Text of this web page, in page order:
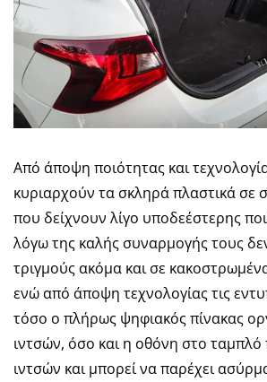
Από άποψη ποιότητας και
κυριαρχούν τα σκληρά πλαστικά σε
που δείχνουν λίγο υποδεέστερης
λόγω της καλής συναρμογής τους
τριγμούς ακόμα και σε
ενώ από άποψη τεχνολογίας τις
τόσο ο πλήρως ψηφιακός πίνακας
ιντσών, όσο και η οθόνη στο ταμπλό
ιντσών και μπορεί να παρέχει